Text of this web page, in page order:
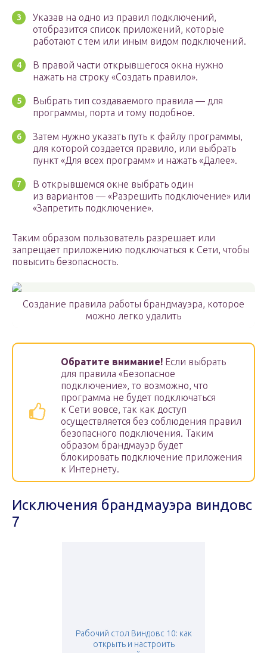
Указав на одно из правил подключений,
отобразится список приложений, которые
работают с тем или иным видом подключений.
В правой части открывшегося окна нужно
нажать на строку «Создать правило».
Выбрать тип создаваемого правила — для
программы, порта и тому подобное.
Затем нужно указать путь к файлу программы,
для которой создается правило, или выбрать
пункт «Для всех программ» и нажать «Далее».
В открывшемся окне выбрать один
из вариантов — «Разрешить подключение» или
«Запретить подключение».
Таким образом пользователь разрешает или
запрещает приложению подключаться к Сети, чтобы
повысить безопасность.
Создание правила работы брандмауэра, которое
можно легко удалить
Обратите внимание! Если выбрать
для правила «Безопасное
подключение», то возможно, что
программа не будет подключаться
к Сети вовсе, так как доступ
осуществляется без соблюдения правил
безопасного подключения. Таким
образом брандмауэр будет
блокировать подключение приложения
к Интернету.
Исключения брандмауэра виндовс
7
Рабочий стол Виндовс 10: как
открыть и настроить